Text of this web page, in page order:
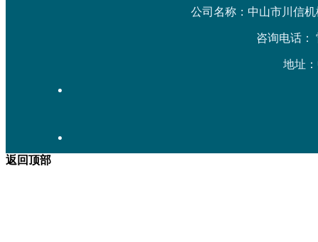
公司名称：中山市川信机
咨询电话：
地址
返回顶部